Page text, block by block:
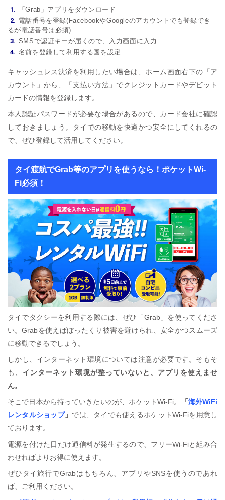
「Grab」アプリをダウンロード
電話番号を登録(FacebookやGoogleのアカウントでも登録でき
るが電話番号は必須)
SMSで認証キーが届くので、入力画面に入力
名前を登録して利用する国を設定
キャッシュレス決済を利用したい場合は、ホーム画面右下の「ア
カウント」から、「支払い方法」でクレジットカードやデビット
カードの情報を登録します。
本人認証パスワードが必要な場合があるので、カード会社に確認
しておきましょう。タイでの移動を快適かつ安全にしてくれるの
で、ぜひ登録して活用してください。
タイ渡航でGrab等のアプリを使うなら！ポケットWi-
Fi必須！
タイでタクシーを利用する際には、ぜひ「Grab」を使ってくださ
い。Grabを使えばぼったくり被害を避けられ、安全かつスムーズ
に移動できるでしょう。
しかし、インターネット環境については注意が必要です。そもそ
も、 インターネット環境が整っていないと、アプリを使えませ
ん。
そこで日本から持っていきたいのが、ポケットWi-Fi。
「 海外WiFi
レンタルショップ」 では、タイでも使えるポケットWi-Fiを用意し
ております。
電源を付けた日だけ通信料が発生するので、フリーWi-Fiと組み合
わせればよりお得に使えます。
ぜひタイ旅行でGrabはもちろん、アプリやSNSを使うのであれ
ば、ご利用ください。